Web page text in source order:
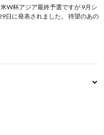
W杯アジア最終予選ですが 9月シ
日に発表されました。 待望のあの